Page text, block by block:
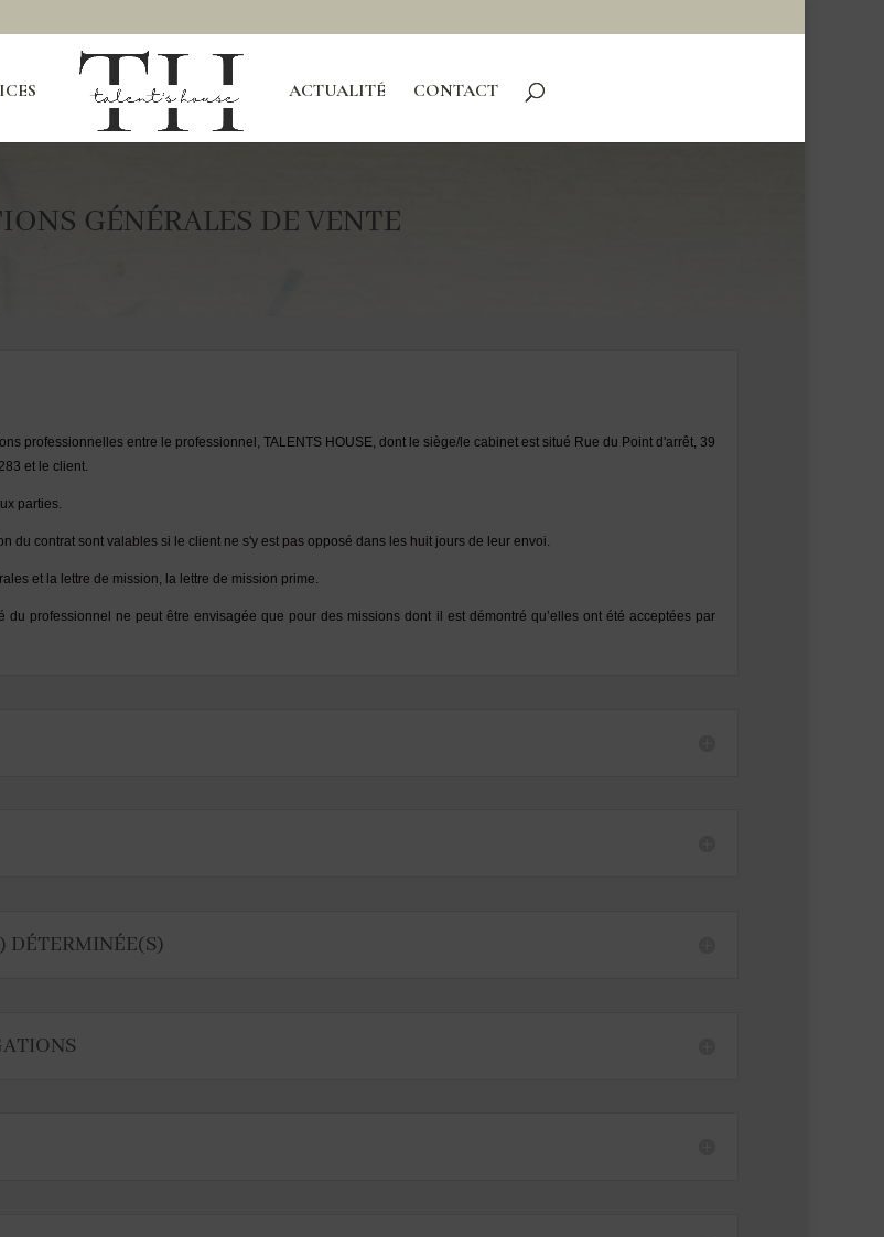
ACTUALITÉ CONTACT
GÉNÉRALES DE VENTE
professionnelles entre le professionnel, TALENTS HOUSE, dont le siège/le cabinet est situé Rue du Point d'arrêt, 39
et le client.
parties.
du contrat sont valables si le client ne s'y est pas opposé dans les huit jours de leur envoi.
et la lettre de mission, la lettre de mission prime.
professionnel ne peut être envisagée que pour des missions dont il est démontré qu’elles ont été acceptées par
DÉTERMINÉE(S)